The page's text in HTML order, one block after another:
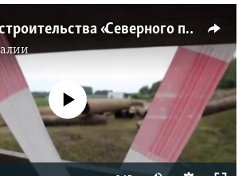
Завершение строительства «Северного потока-2» под вопросом? (видео)
source currently available